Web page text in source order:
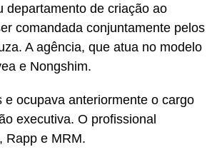
departamento de criação ao
comandada conjuntamente pelos
A agência, que atua no modelo
e Nongshim.
ocupava anteriormente o cargo
executiva. O profissional
Rapp e MRM.